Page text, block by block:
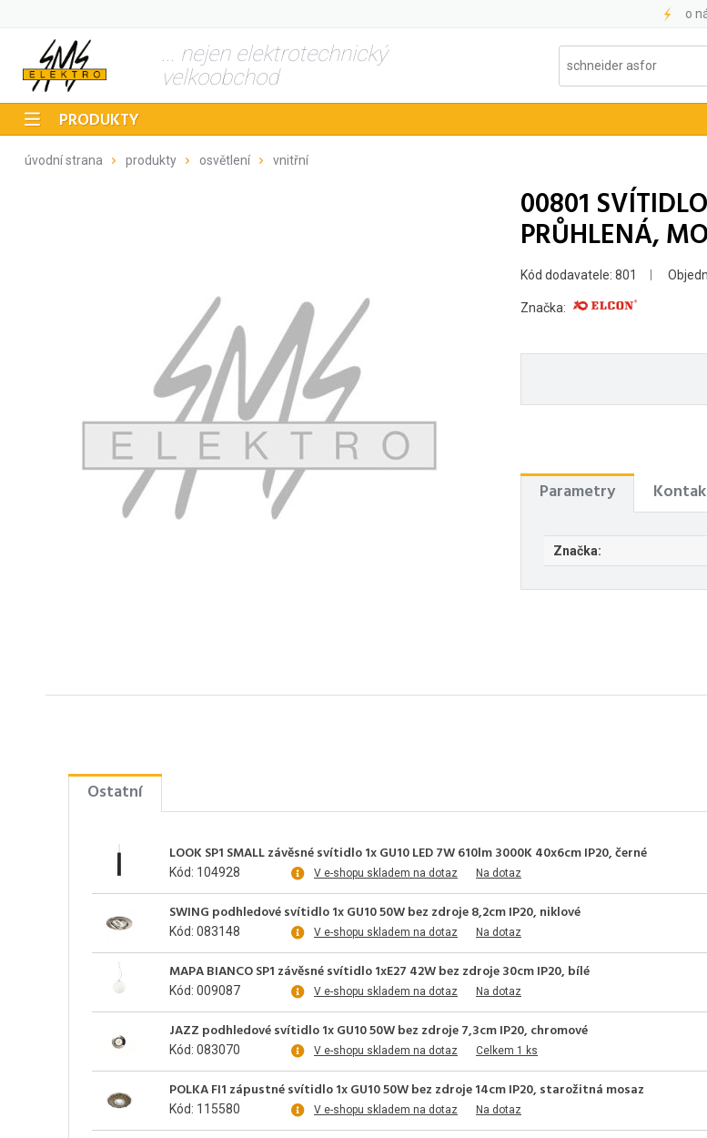
o
... nejen elektrotechnický
velkoobchod
PRODUKTY
úvodní strana produkty osvětlení vnitřní
00801
PRŮHLENÁ,
Kód dodavatele: 801
Značka:
Parametry
Značka:
Ostatní
LOOK SP1 SMALL závěsné svítidlo 1x GU10 LED 7W 610lm 3000K 40x6cm IP20, černé
Kód: 104928 V e-shopu skladem na dotaz Na dotaz
SWING podhledové svítidlo 1x GU10 50W bez zdroje 8,2cm IP20, niklové
Kód: 083148 V e-shopu skladem na dotaz Na dotaz
MAPA BIANCO SP1 závěsné svítidlo 1xE27 42W bez zdroje 30cm IP20, bílé
Kód: 009087 V e-shopu skladem na dotaz Na dotaz
JAZZ podhledové svítidlo 1x GU10 50W bez zdroje 7,3cm IP20, chromové
Kód: 083070 V e-shopu skladem na dotaz Celkem 1 ks
POLKA FI1 zápustné svítidlo 1x GU10 50W bez zdroje 14cm IP20, starožitná mosaz
Kód: 115580 V e-shopu skladem na dotaz Na dotaz